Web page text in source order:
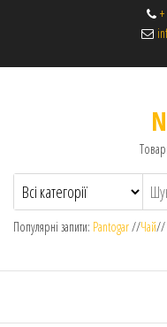
Популярні запити: Pantogar//Чай//